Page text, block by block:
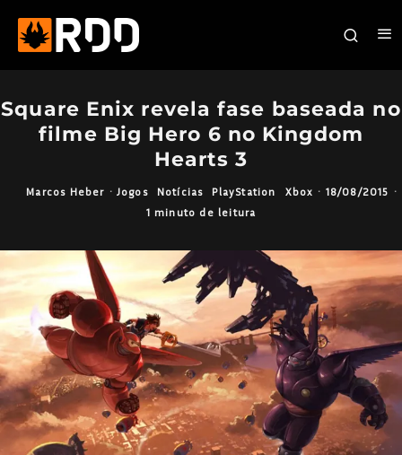
Square Enix revela fase baseada no
filme Big Hero 6 no Kingdom
Hearts 3
Marcos Heber · Jogos Notícias PlayStation Xbox · 18/08/2015 ·
1 minuto de leitura